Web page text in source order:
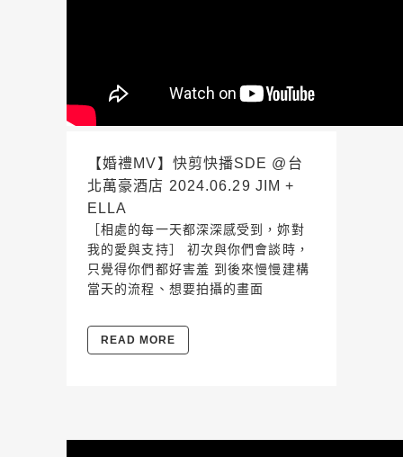
【婚禮MV】快剪快播SDE @台
北萬豪酒店 2024.06.29 JIM +
ELLA
［相處的每一天都深深感受到，妳對
我的愛與支持］ 初次與你們會談時，
只覺得你們都好害羞 到後來慢慢建構
當天的流程、想要拍攝的畫面
READ MORE